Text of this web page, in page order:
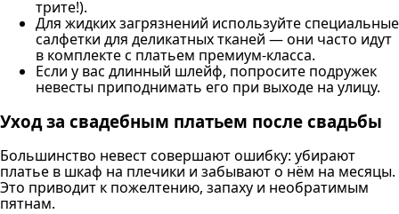
трите!).
Для жидких загрязнений используйте специальные
салфетки для деликатных тканей — они часто идут
в комплекте с платьем премиум-класса.
Если у вас длинный шлейф, попросите подружек
невесты приподнимать его при выходе на улицу.
Уход за свадебным платьем после свадьбы
Большинство невест совершают ошибку: убирают
платье в шкаф на плечики и забывают о нём на месяцы.
Это приводит к пожелтению, запаху и необратимым
пятнам.